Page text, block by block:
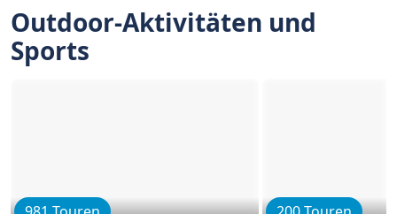
Outdoor-Aktivitäten und
Sports